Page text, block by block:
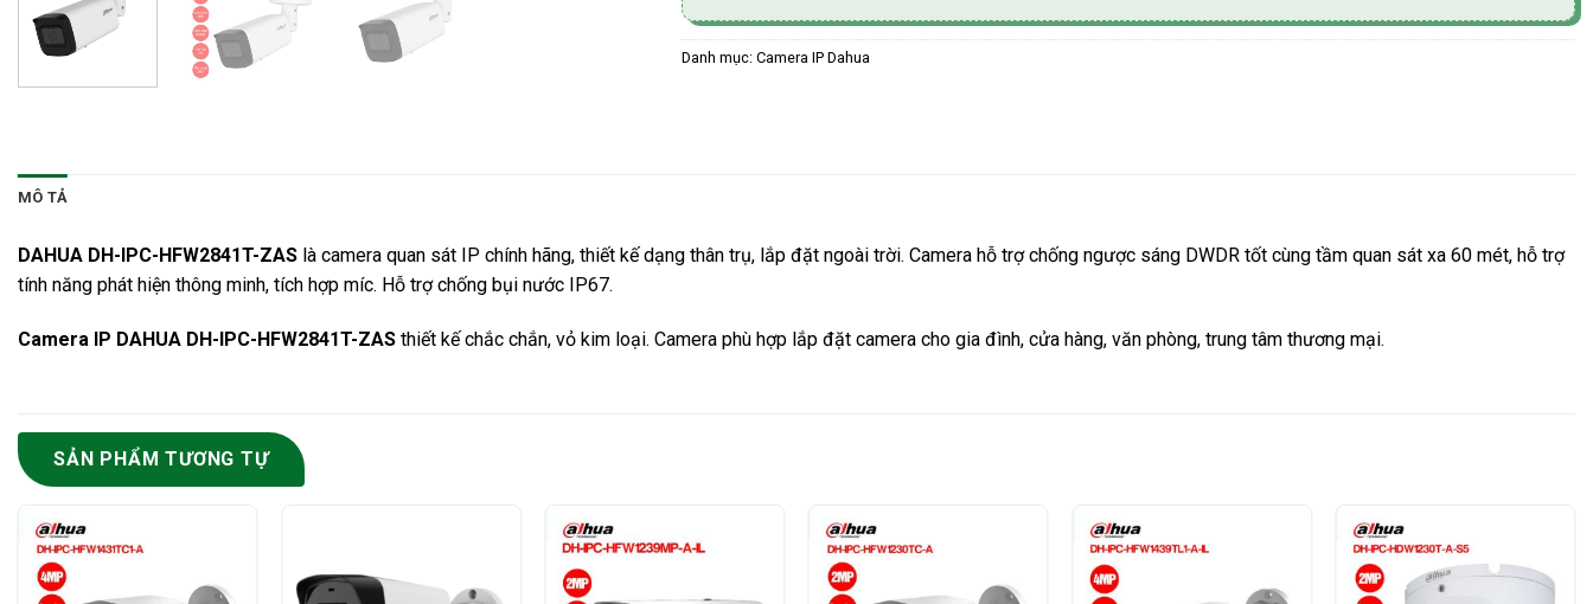
Danh mục: Camera IP Dahua
MÔ TẢ
DAHUA DH-IPC-HFW2841T-ZAS là camera quan sát IP chính hãng, thiết kế dạng thân trụ, lắp đặt ngoài trời. Camera hỗ trợ chống ngược sáng DWDR tốt cùng tầm quan sát xa 60 mét, hỗ trợ
tính năng phát hiện thông minh, tích hợp míc. Hỗ trợ chống bụi nước IP67.
Camera IP DAHUA DH-IPC-HFW2841T-ZAS thiết kế chắc chắn, vỏ kim loại. Camera phù hợp lắp đặt camera cho gia đình, cửa hàng, văn phòng, trung tâm thương mại.
SẢN PHẨM TƯƠNG TỰ